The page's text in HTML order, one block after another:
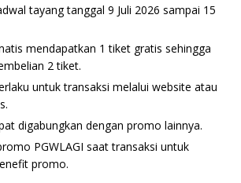
tayang tanggal 9 Juli 2026 sampai 15
mendapatkan 1 tiket gratis sehingga
2 tiket.
untuk transaksi melalui website atau
digabungkan dengan promo lainnya.
PGWLAGI saat transaksi untuk
promo.